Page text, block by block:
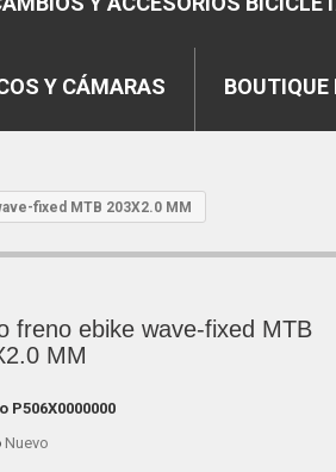
Y CÁMARAS BOUTIQUE
fixed MTB 203X2.0 MM
freno ebike wave-fixed MTB
MM
P506X0000000
Nuevo